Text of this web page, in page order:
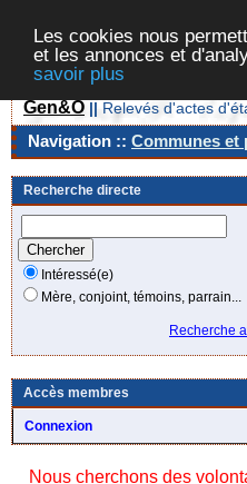
Les cookies nous
et les annonces et
savoir plus
Gen&O || Relevés d'actes
Navigation :: Communes et
Recherche directe
Intéressé(e)
Mère, conjoint, témoins, parrain...
Recherche
Accès membres
Connexion
Nous cherchons des